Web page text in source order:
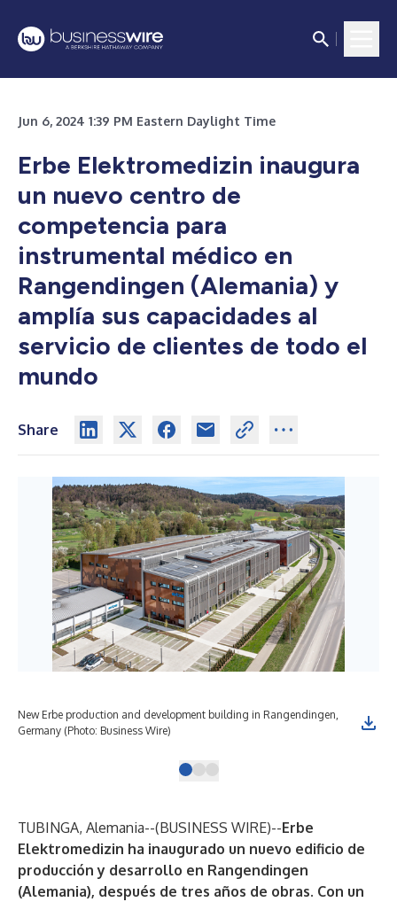
Jun 6, 2024 1:39 PM Eastern Daylight Time
Erbe Elektromedizin inaugura
un nuevo centro de
competencia para
instrumental médico en
Rangendingen (Alemania) y
amplía sus capacidades al
servicio de clientes de todo el
mundo
Share
New Erbe production and development building in Rangendingen,
Germany (Photo: Business Wire)
TUBINGA, Alemania--(BUSINESS WIRE)--Erbe
Elektromedizin ha inaugurado un nuevo edificio de
producción y desarrollo en Rangendingen
(Alemania), después de tres años de obras. Con un